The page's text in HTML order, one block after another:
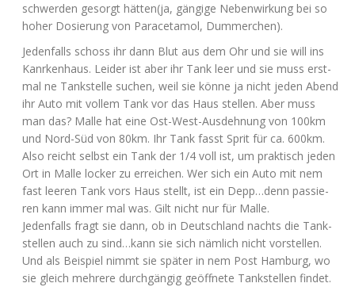
schwer­den gesorgt hätten(ja, gän­gi­ge Neben­wir­kung bei so
hoher Dosie­rung von Par­acet­amol, Dummerchen).
Jeden­falls schoss ihr dann Blut aus dem Ohr und sie will ins
Kanrken­haus. Lei­der ist aber ihr Tank leer und sie muss erst­
mal ne Tank­stel­le suchen, weil sie kön­ne ja nicht jeden Abend
ihr Auto mit vol­lem Tank vor das Haus stel­len. Aber muss
man das? Mal­le hat eine Ost-West-Aus­deh­nung von 100km
und Nord-Süd von 80km. Ihr Tank fasst Sprit für ca. 600km.
Also reicht selbst ein Tank der 1/4 voll ist, um prak­tisch jeden
Ort in Mal­le locker zu errei­chen. Wer sich ein Auto mit nem
fast lee­ren Tank vors Haus stellt, ist ein Depp…denn pas­sie­
ren kann immer mal was. Gilt nicht nur für Malle.
Jeden­falls fragt sie dann, ob in Deutsch­land nachts die Tank­
stel­len auch zu sind…kann sie sich näm­lich nicht vor­stel­len.
Und als Bei­spiel nimmt sie spä­ter in nem Post Ham­burg, wo
sie gleich meh­re­re durch­gän­gig geöff­ne­te Tank­stel­len fin­det.